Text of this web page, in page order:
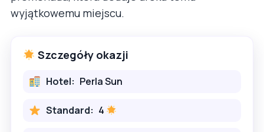
wyjątkowemu miejscu.
Szczegóły okazji
Hotel: Perla Sun
Standard: 4